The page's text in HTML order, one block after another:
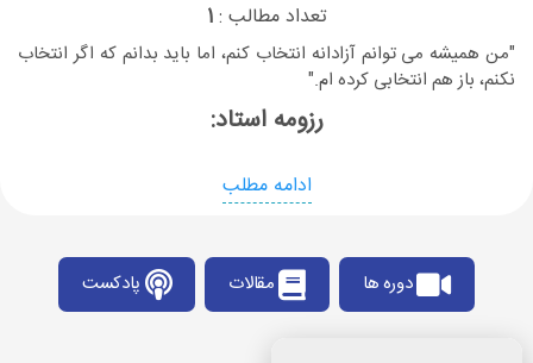
تعداد مطالب :1
"من همیشه می توانم آزادانه انتخاب کنم، اما باید بدانم که اگر انتخاب
نکنم، باز هم انتخابی کرده ام."
رزومه استاد:
ادامه مطلب
دوره ها مقالات پادکست